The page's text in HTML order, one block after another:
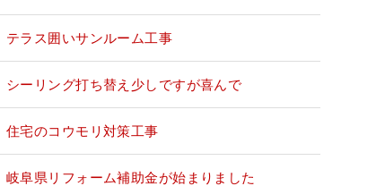
テラス囲いサンルーム工事
シーリング打ち替え少しですが喜んで
住宅のコウモリ対策工事
岐阜県リフォーム補助金が始まりました